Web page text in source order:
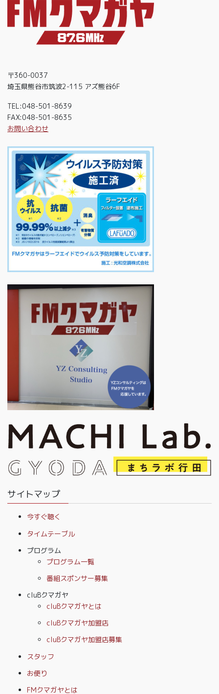
〒360-0037
埼玉県熊谷市筑波2-115 アズ熊谷6F
TEL:048-501-8639
FAX:048-501-8635
お問い合わせ
サイトマップ
今すぐ聴く
タイムテーブル
プログラム
プログラム一覧
番組スポンサー募集
cluBクマガヤ
cluBクマガヤとは
cluBクマガヤ加盟店
cluBクマガヤ加盟店募集
スタッフ
お便り
FMクマガヤとは